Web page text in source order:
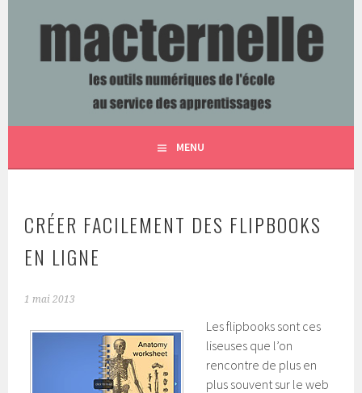
MACTERNELLE
LES OUTILS NUMÉRIQUES DE L'ÉCOLE AU SERVICE DES
MENU
CRÉER FACILEMENT DES FLIPBOOKS
EN LIGNE
1 mai 2013
Les flipbooks sont ces
liseuses que l’on
rencontre de plus en
plus souvent sur le web